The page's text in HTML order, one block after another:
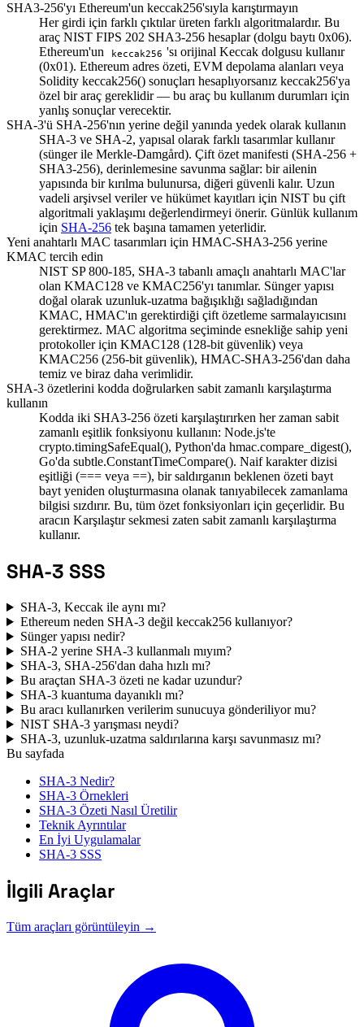
SHA3-256'yı Ethereum'un keccak256'sıyla karıştırmayın
Her girdi için farklı çıktılar üreten farklı algoritmalardır. Bu
araç NIST FIPS 202 SHA3-256 hesaplar (dolgu baytı 0x06).
Ethereum'un
keccak256 'sı orijinal Keccak dolgusu kullanır
(0x01). Ethereum adres özeti, EVM depolama alanları veya
Solidity keccak256() sonuçları hesaplıyorsanız keccak256'ya
özel bir araç gereklidir — bu araç bu kullanım durumları için
yanlış sonuçlar verecektir.
SHA-3'ü SHA-256'nın yerine değil yanında yedek olarak kullanın
SHA-3 ve SHA-2, yapısal olarak farklı tasarımlar kullanır
(sünger ile Merkle-Damgård). Çift özet manifesti (SHA-256 +
SHA3-256), derinlemesine savunma sağlar: bir ailenin
yapısında bir kırılma bulunursa, diğeri güvenli kalır. Uzun
vadeli arşivsel veriler ve hükümet kayıtları için NIST bu çift
algoritmali yaklaşımı değerlendirmeyi önerir. Günlük kullanım
için SHA-256 tek başına tamamen yeterlidir.
Yeni anahtarlı MAC tasarımları için HMAC-SHA3-256 yerine
KMAC tercih edin
NIST SP 800-185, SHA-3 tabanlı amaçlı anahtarlı MAC'lar
olan KMAC128 ve KMAC256'yı tanımlar. Sünger yapısı
doğal olarak uzunluk-uzatma bağışıklığı sağladığından
KMAC, HMAC'ın gerektirdiği çift özetleme sarmalayıcısını
gerektirmez. MAC algoritma seçiminde esnekliğe sahip yeni
protokoller için KMAC128 (128-bit güvenlik) veya
KMAC256 (256-bit güvenlik), HMAC-SHA3-256'dan daha
temiz ve biraz daha verimlidir.
SHA-3 özetlerini kodda doğrularken sabit zamanlı karşılaştırma
kullanın
Kodda iki SHA3-256 özeti karşılaştırırken her zaman sabit
zamanlı eşitlik fonksiyonu kullanın: Node.js'te
crypto.timingSafeEqual(), Python'da hmac.compare_digest(),
Go'da subtle.ConstantTimeCompare(). Naif karakter dizisi
eşitliği (=== veya ==), bir saldırganın beklenen özeti bayt
bayt yeniden oluşturmasına olanak tanıyabilecek zamanlama
bilgisi sızdırır. Bu, tüm özet fonksiyonları için geçerlidir. Bu
aracın Karşılaştır sekmesi zaten sabit zamanlı karşılaştırma
kullanır.
SHA-3 SSS
SHA-3, Keccak ile aynı mı?
Ethereum neden SHA-3 değil keccak256 kullanıyor?
Sünger yapısı nedir?
SHA-2 yerine SHA-3 kullanmalı mıyım?
SHA-3, SHA-256'dan daha hızlı mı?
Bu araçtan SHA-3 özeti ne kadar uzundur?
SHA-3 kuantuma dayanıklı mı?
Bu aracı kullanırken verilerim sunucuya gönderiliyor mu?
NIST SHA-3 yarışması neydi?
SHA-3, uzunluk-uzatma saldırılarına karşı savunmasız mı?
Bu sayfada
SHA-3 Nedir?
SHA-3 Örnekleri
SHA-3 Özeti Nasıl Üretilir
Teknik Ayrıntılar
En İyi Uygulamalar
SHA-3 SSS
İlgili Araçlar
Tüm araçları görüntüleyin →